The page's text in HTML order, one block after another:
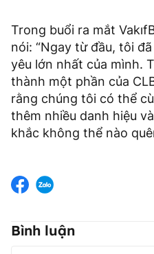
Trong buổi ra mắt
nói: “Ngay từ đầu, tôi
yêu lớn nhất của mình.
thành một phần của
rằng chúng tôi có thể
thêm nhiều danh hiệu
khắc không thể nào
Bình luận